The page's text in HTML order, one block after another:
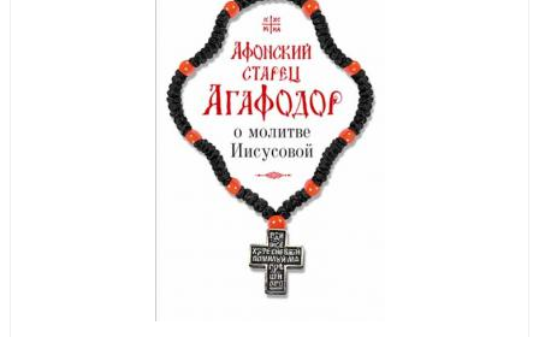
Творения святых отцов
Толкование и изучение Священного писания.
Художественная литература и поэзия
Церковно-славянский язык и древние языки
Энциклопедии, справочники, словари
Блаженная Матрона Московская
Календарь православный 2027 г.